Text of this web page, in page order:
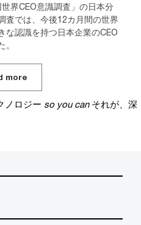
界CEO意識調査」の日本分
査では、今後12カ月間の世界
な認識を持つ日本企業のCEO
more
ノロジー so you can それが、深